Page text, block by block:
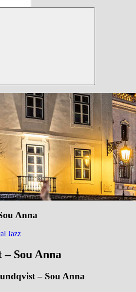
Suchen
Anna
Jazz
Sou Anna
– Sou Anna